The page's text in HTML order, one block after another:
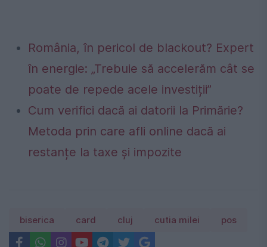
România, în pericol de blackout? Expert
în energie: „Trebuie să accelerăm cât se
poate de repede acele investiții”
Cum verifici dacă ai datorii la Primărie?
Metoda prin care afli online dacă ai
restanțe la taxe și impozite
biserica card cluj cutia milei pos